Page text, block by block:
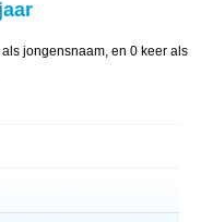
jongensnaam, en 0 keer als